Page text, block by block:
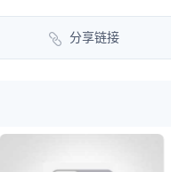
分享链接